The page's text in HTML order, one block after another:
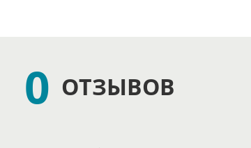
0 ОТЗЫВОВ